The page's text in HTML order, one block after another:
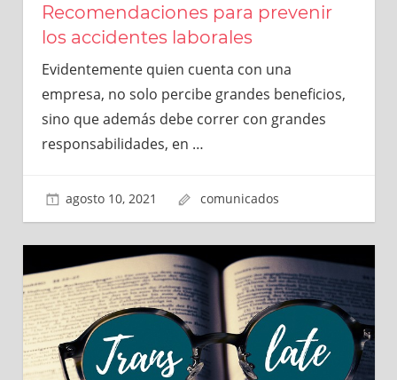
Recomendaciones para prevenir
los accidentes laborales
Evidentemente quien cuenta con una
empresa, no solo percibe grandes beneficios,
sino que además debe correr con grandes
responsabilidades, en …
agosto 10, 2021 comunicados